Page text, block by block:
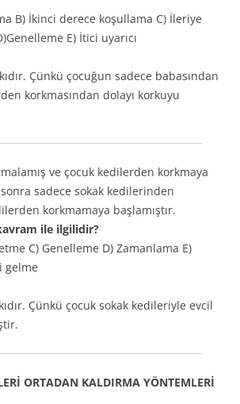
B) İkinci derece koşullama C) İleriye
E) İtici uyarıcı
Çünkü çocuğun sadece babasından
korkmasından dolayı korkuyu
ve çocuk kedilerden korkmaya
sonra sadece sokak kedilerinden
korkmamaya başlamıştır.
ile ilgilidir?
C) Genelleme D) Zamanlama E)
gelme
Çünkü çocuk sokak kedileriyle evcil
ORTADAN KALDIRMA YÖNTEMLERİ